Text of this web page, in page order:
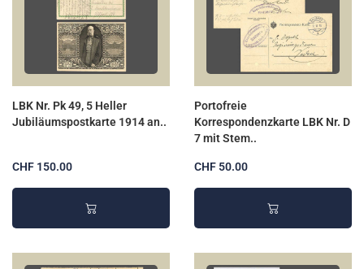
LBK Nr. Pk 49, 5 Heller
Jubiläumspostkarte 1914 an..
CHF 150.00
Portofreie
Korrespondenzkarte LBK Nr. D
7 mit Stem..
CHF 50.00